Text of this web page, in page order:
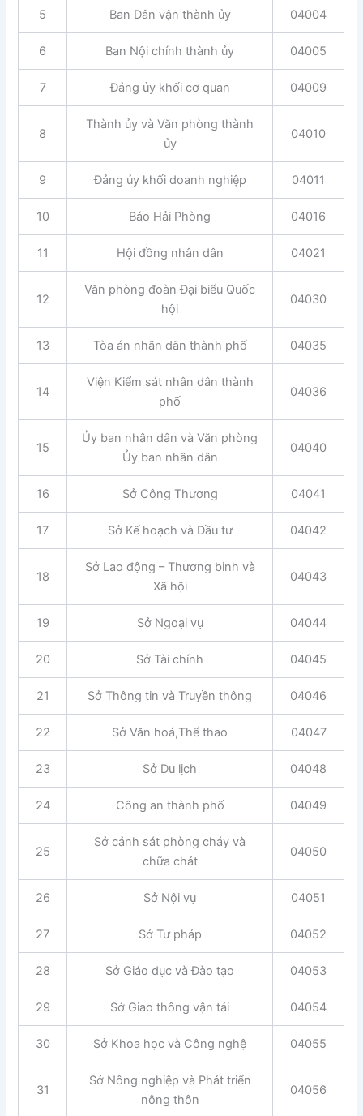
5 Ban Dân vận thành ủy 04004
6 Ban Nội chính thành ủy 04005
7 Đảng ủy khối cơ quan 04009
8
Thành ủy và Văn phòng thành
ủy
04010
9 Đảng ủy khối doanh nghiệp 04011
10 Báo Hải Phòng 04016
11 Hội đồng nhân dân 04021
12
Văn phòng đoàn Đại biểu Quốc
hội
04030
13 Tòa án nhân dân thành phố 04035
14
Viện Kiểm sát nhân dân thành
phố
04036
15
Ủy ban nhân dân và Văn phòng
Ủy ban nhân dân
04040
16 Sở Công Thương 04041
17 Sở Kế hoạch và Đầu tư 04042
18
Sở Lao động – Thương binh và
Xã hội
04043
19 Sở Ngoại vụ 04044
20 Sở Tài chính 04045
21 Sở Thông tin và Truyền thông 04046
22 Sở Văn hoá,Thể thao 04047
23 Sở Du lịch 04048
24 Công an thành phố 04049
25
Sở cảnh sát phòng cháy và
chữa chát
04050
26 Sở Nội vụ 04051
27 Sở Tư pháp 04052
28 Sở Giáo dục và Đào tạo 04053
29 Sở Giao thông vận tải 04054
30 Sở Khoa học và Công nghệ 04055
31
Sở Nông nghiệp và Phát triển
nông thôn
04056